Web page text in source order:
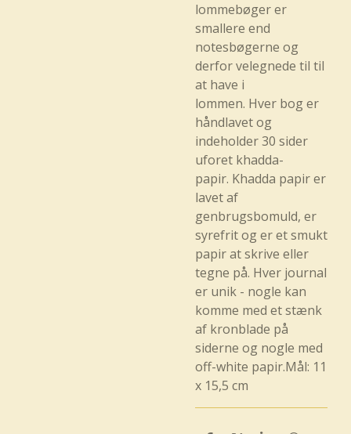
lommebøger er
smallere end
notesbøgerne og
derfor velegnede til til
at have i
lommen. Hver bog er
håndlavet og
indeholder 30 sider
uforet khadda-
papir. Khadda papir er
lavet af
genbrugsbomuld, er
syrefrit og er et smukt
papir at skrive eller
tegne på. Hver journal
er unik - nogle kan
komme med et stænk
af kronblade på
siderne og nogle med
off-white papir.Mål: 11
x 15,5 cm